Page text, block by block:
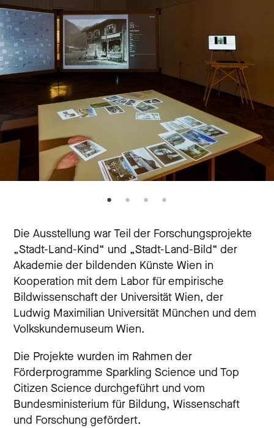
Die Ausstellung war Teil der Forschungsprojekte
„Stadt-Land-Kind“ und „Stadt-Land-Bild“ der
Akademie der bildenden Künste Wien in
Kooperation mit dem Labor für empirische
Bildwissenschaft der Universität Wien, der
Ludwig Maximilian Universität München und dem
Volkskundemuseum Wien.
Die Projekte wurden im Rahmen der
Förderprogramme Sparkling Science und Top
Citizen Science durchgeführt und vom
Bundesministerium für Bildung, Wissenschaft
und Forschung gefördert.